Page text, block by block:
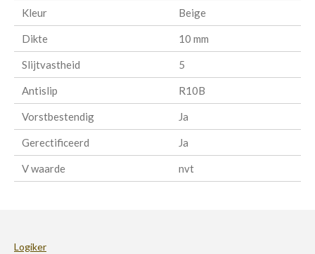
Kleur Beige
Dikte 10 mm
Slijtvastheid 5
Antislip R10B
Vorstbestendig Ja
Gerectificeerd Ja
V waarde nvt
Logiker